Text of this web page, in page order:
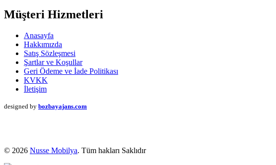
Müşteri Hizmetleri
Anasayfa
Hakkımızda
Satış Sözleşmesi
Şartlar ve Koşullar
Geri Ödeme ve İade Politikası
KVKK
İletişim
designed by bozbayajans.com
© 2026 Nusse Mobilya. Tüm hakları Saklıdır